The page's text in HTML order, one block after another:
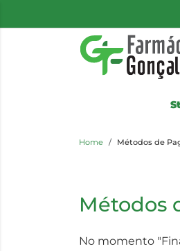
Home Métodos de
Métodos
No momento